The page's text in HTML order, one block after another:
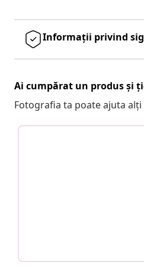
Informații privind
Ai cumpărat un produs și
Fotografia ta poate ajuta